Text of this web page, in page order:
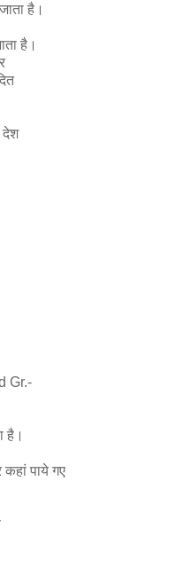
है।
है।
देश
Gr.-
है।
पाये गए